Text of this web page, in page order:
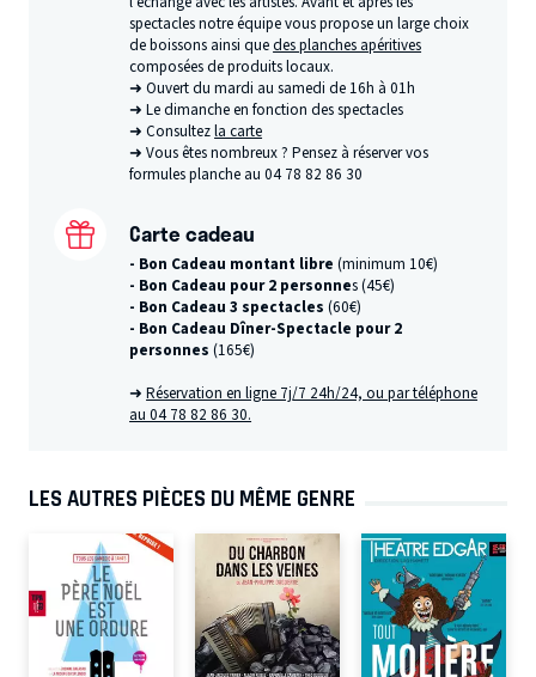
spectacles notre équipe vous propose un large choix
de boissons ainsi quedes planches apéritives
composées de produits locaux.
➜ Ouvert du mardi au samedi de 16h à 01h
➜ Le dimanche en fonction des spectacles
➜ Consultezla carte
➜ Vous êtes nombreux ? Pensez à réserver vos
formules planche au 04 78 82 86 30
Carte cadeau
- Bon Cadeau montant libre (minimum 10€)
- Bon Cadeau pour 2 personnes (45€)
- Bon Cadeau 3 spectacles (60€)
- Bon Cadeau Dîner-Spectacle pour 2
personnes (165€)
➜Réservation en ligne 7j/7 24h/24, ou par téléphone
au 04 78 82 86 30.
LES AUTRES PIÈCES DU MÊME GENRE